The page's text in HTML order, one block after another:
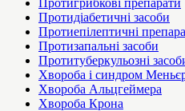
Протидіабетичні засоби
Протиепілептичні
Протизапальні засоби
Протитуберкульозні
Хвороба і синдром
Хвороба Альцгеймера
Хвороба Крона